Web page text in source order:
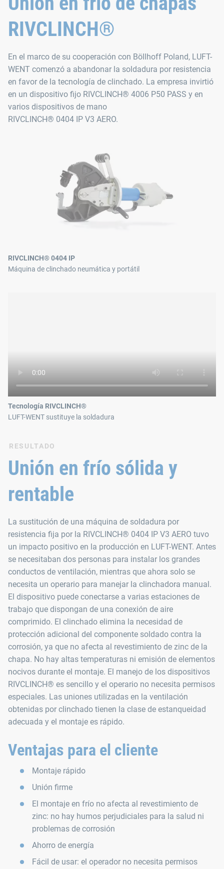
RIVCLINCH®
En el marco de su cooperación con Böllhoff Poland, LUFT-
WENT comenzó a abandonar la soldadura por resistencia
en favor de la tecnología de clinchado. La empresa invirtió
en un dispositivo fijo RIVCLINCH® 4006 P50 PASS y en
varios dispositivos de mano
RIVCLINCH® 0404 IP V3 AERO.
RIVCLINCH® 0404 IP
Máquina de clinchado neumática y portátil
Tecnología RIVCLINCH®
LUFT-WENT sustituye la soldadura
RESULTADO
Unión en frío sólida y
rentable
La sustitución de una máquina de soldadura por
resistencia fija por la RIVCLINCH® 0404 IP V3 AERO tuvo
un impacto positivo en la producción en LUFT-WENT. Antes
se necesitaban dos personas para instalar los grandes
conductos de ventilación, mientras que ahora solo se
necesita un operario para manejar la clinchadora manual.
El dispositivo puede conectarse a varias estaciones de
trabajo que dispongan de una conexión de aire
comprimido. El clinchado elimina la necesidad de
protección adicional del componente soldado contra la
corrosión, ya que no afecta al revestimiento de zinc de la
chapa. No hay altas temperaturas ni emisión de elementos
nocivos durante el montaje. El manejo de los dispositivos
RIVCLINCH® es sencillo y el operario no necesita permisos
especiales. Las uniones utilizadas en la ventilación
obtenidas por clinchado tienen la clase de estanqueidad
adecuada y el montaje es rápido.
Ventajas para el cliente
Montaje rápido
Unión firme
El montaje en frío no afecta al revestimiento de
zinc: no hay humos perjudiciales para la salud ni
problemas de corrosión
Ahorro de energía
Fácil de usar: el operador no necesita permisos